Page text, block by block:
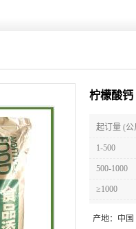
柠檬酸钙
起订量 (公
1-500
500-1000
≥1000
产地： 中国